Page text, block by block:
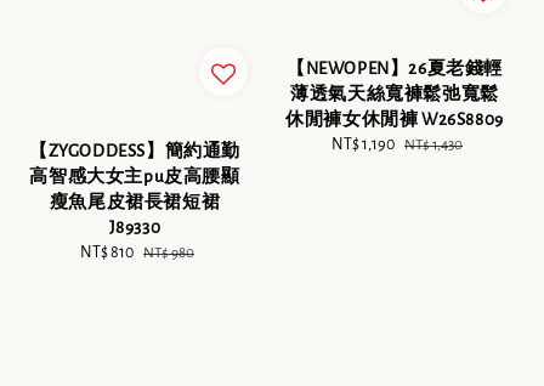
【ZYGODDESS】簡約通勤
高智感大女主pu皮高腰顯
瘦魚尾皮裙長裙短裙
J89330
Sale
NT$ 810 Regular
NT$ 980
【NEWOPEN】26夏老錢輕
薄透氣天絲寬褲鬆弛寬鬆
休閒褲女休閒褲 W26S8809
Sale
NT$ 1,190 Regular
NT$ 1,430